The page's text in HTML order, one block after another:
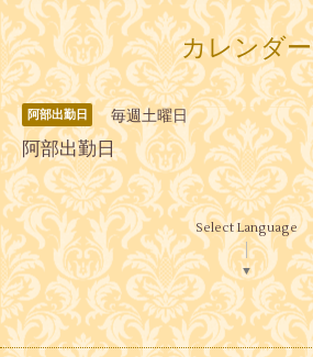
カレンダー
阿部出勤日 毎週土曜日
阿部出勤日
Select Language
▼